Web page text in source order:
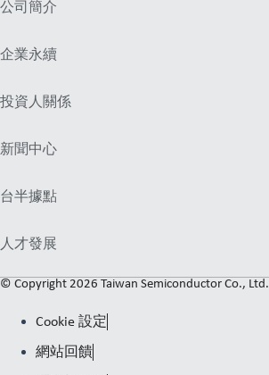
公司簡介
企業永續
投資人關係
新聞中心
台半據點
人才發展
© Copyright 2026 Taiwan Semiconductor Co., Ltd.
Cookie 設定
網站回饋